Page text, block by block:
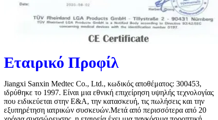
Εταιρικό Προφίλ
Jiangxi Sanxin Medtec Co., Ltd., κωδικός αποθέματος: 300453,
ιδρύθηκε το 1997. Είναι μια εθνική επιχείρηση υψηλής τεχνολογίας
που ειδικεύεται στην Ε&Α, την κατασκευή, τις πωλήσεις και την
εξυπηρέτηση ιατρικών συσκευών.Μετά από περισσότερα από 20